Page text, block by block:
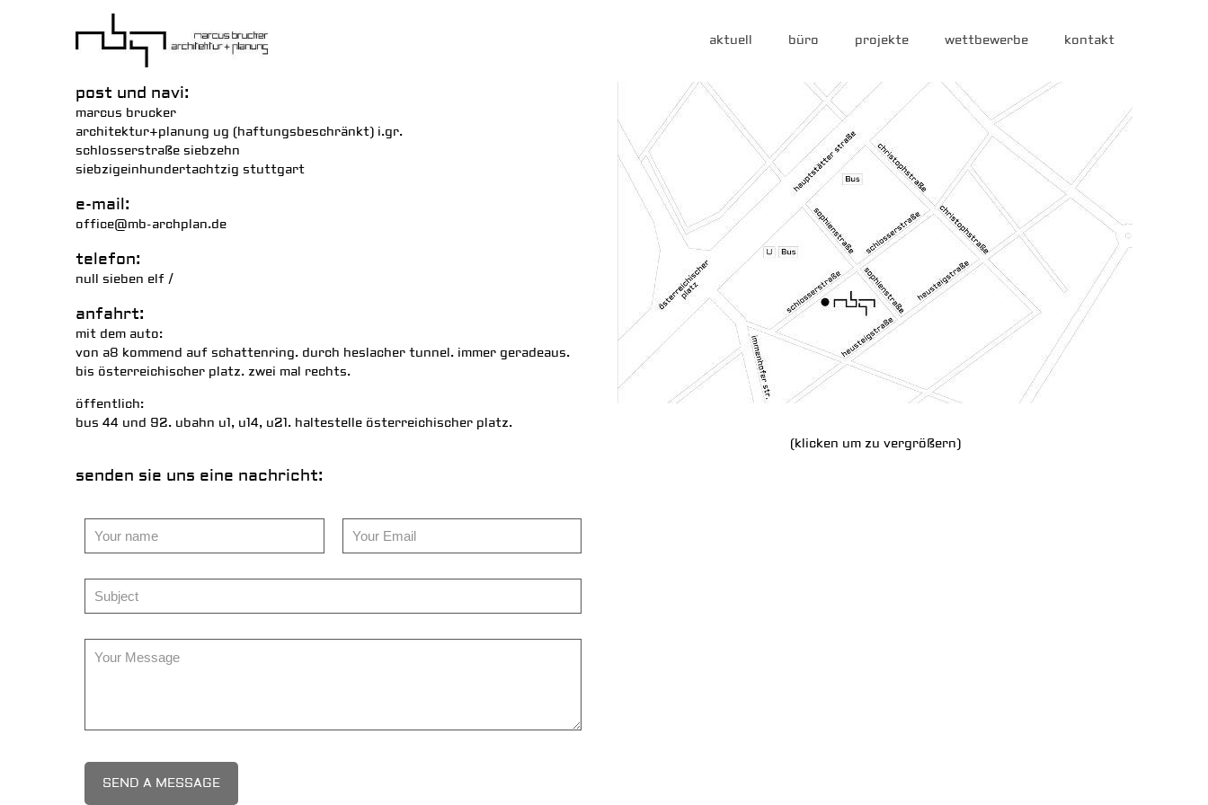
aktuell büro projekte wettbewerbe kontakt
post und navi:
marcus brucker
architektur+planung ug (haftungsbeschränkt) i.gr.
schlosserstraße siebzehn
siebzigeinhundertachtzig stuttgart
e-mail:
office@mb-archplan.de
telefon:
null sieben elf /
anfahrt:
mit dem auto:
von a8 kommend auf schattenring. durch heslacher tunnel. immer geradeaus.
bis österreichischer platz. zwei mal rechts.
öffentlich:
bus 44 und 92. ubahn u1, u14, u21. haltestelle österreichischer platz.
senden sie uns eine nachricht:
(klicken um zu vergrößern)